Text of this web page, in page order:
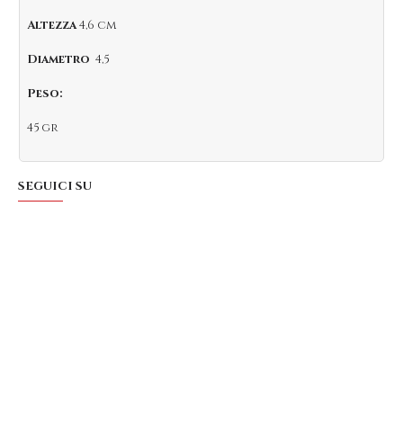
Altezza4,6 cm
Diametro 4,5
Peso:
45 gr
SEGUICI SU